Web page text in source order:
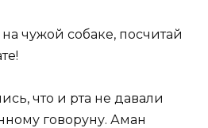
чужой собаке, посчитай
что и рта не давали
говоруну. Аман